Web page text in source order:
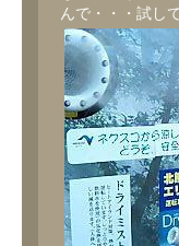
んで・・・試し